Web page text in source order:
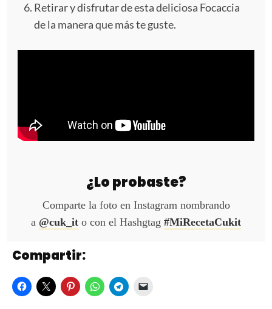
Retirar y disfrutar de esta deliciosa Focaccia
de la manera que más te guste.
¿Lo probaste?
Comparte la foto en Instagram nombrando
a @cuk_it o con el Hashgtag #MiRecetaCukit
Compartir: